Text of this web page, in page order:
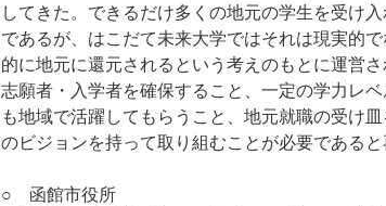
してきた。できるだけ多くの地元の学生を受け
であるが、はこだて未来大学ではそれは現実的
的に地元に還元されるという考えのもとに運営
志願者・入学者を確保すること、一定の学力レ
も地域で活躍してもらうこと、地元就職の受け
のビジョンを持って取り組むことが必要であると
○ 函館市役所